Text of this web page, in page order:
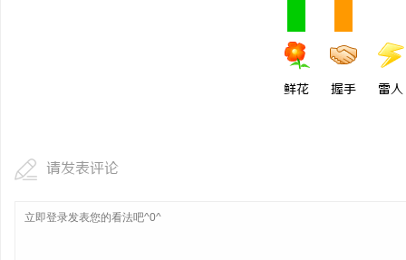
鲜花 握手 雷人
请发表评论